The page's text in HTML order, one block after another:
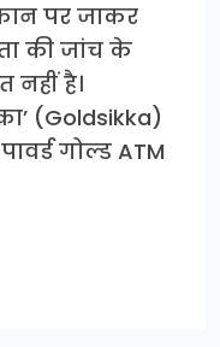
पर जाकर
की जांच के
है।
(Goldsikka)
गोल्ड ATM